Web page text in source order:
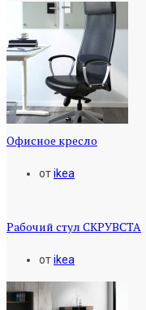
Офисное кресло
отikea
Рабочий стул СКРУВСТА
отikea